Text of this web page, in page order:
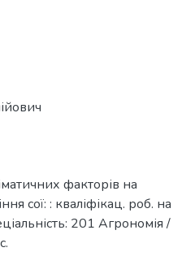
факторів на
сої: : кваліфікац. роб. на
201 Агрономія /